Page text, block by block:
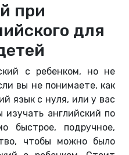
при
для
с ребенком, но не
вы не понимаете, как
язык с нуля, или у вас
английский по
быстрое, подручное,
чтобы можно было